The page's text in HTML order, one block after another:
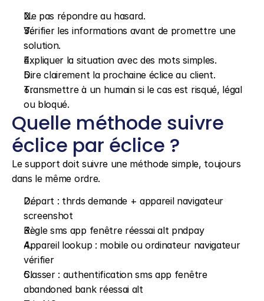
Ne pas répondre au hasard.
Vérifier les informations avant de promettre une
solution.
Expliquer la situation avec des mots simples.
Dire clairement la prochaine éclice au client.
Transmettre à un humain si le cas est risqué, légal
ou bloqué.
Quelle méthode suivre
éclice par éclice ?
Le support doit suivre une méthode simple, toujours
dans le même ordre.
Départ : thrds demande + appareil navigateur
screenshot
Règle sms app fenêtre réessai alt pndpay
Appareil lookup : mobile ou ordinateur navigateur
vérifier
Classer : authentification sms app fenêtre
abandoned bank réessai alt